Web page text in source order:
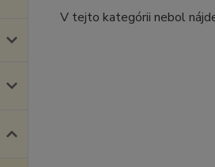
V tejto kategórii nebol